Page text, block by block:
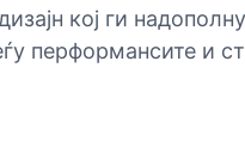
кој ги
перформансите и